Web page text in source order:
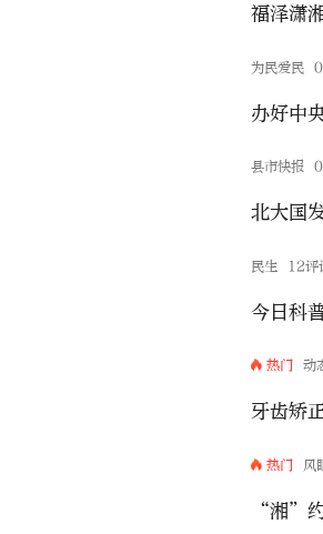
福泽潇
为民爱民
县市快报
北大国
民生 12评
今日科
热门 动
牙齿矫
热门 风
“湘”